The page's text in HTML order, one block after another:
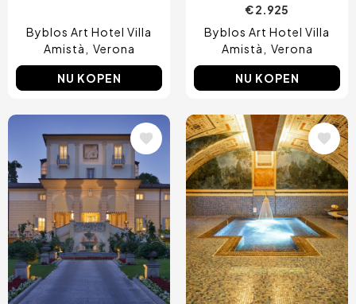
Byblos Art Hotel Villa
Amistà
Verona
NU KOPEN
€ 2.925
Byblos Art Hotel Villa
Amistà
Verona
NU KOPEN
Afbeelding Afbeelding